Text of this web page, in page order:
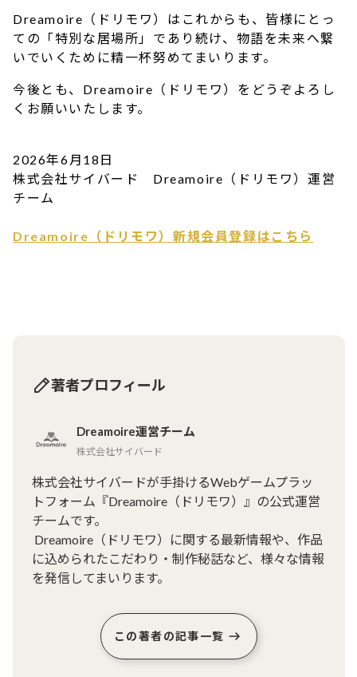
Dreamoire（ドリモワ）はこれからも、皆様にとっ
ての「特別な居場所」であり続け、物語を未来へ繋
いでいくために精一杯努めてまいります。
今後とも、Dreamoire（ドリモワ）をどうぞよろし
くお願いいたします。
2026年6月18日
株式会社サイバード Dreamoire（ドリモワ）運営
チーム
Dreamoire（ドリモワ）新規会員登録はこちら
著者プロフィール
Dreamoire運営チーム
株式会社サイバード
株式会社サイバードが手掛けるWebゲームプラッ
トフォーム『Dreamoire（ドリモワ）』の公式運営
チームです。
に込められたこだわり・制作秘話など、様々な情報
を発信してまいります。
この著者の記事一覧